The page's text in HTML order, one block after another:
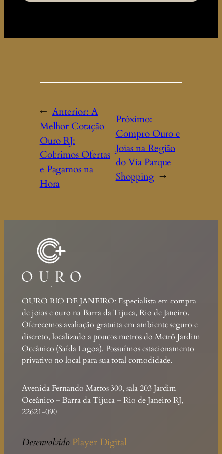
← Anterior:A
Melhor Cotação
Ouro RJ:
Cobrimos Ofertas
e Pagamos na
Hora
Próximo:
Compro Ouro e
Joias na Região
do Via Parque
Shopping →
OURO RIO DE JANEIRO: Especialista em compra
de joias e ouro na Barra da Tijuca, Rio de Janeiro.
Oferecemos avaliação gratuita em ambiente seguro e
discreto, localizado a poucos metros do Metrô Jardim
Oceânico (Saída Lagoa). Possuímos estacionamento
privativo no local para sua total comodidade.
Avenida Fernando Mattos 300, sala 203 Jardim
Oceânico – Barra da Tijuca – Rio de Janeiro RJ,
22621-090
Desenvolvido Player Digital